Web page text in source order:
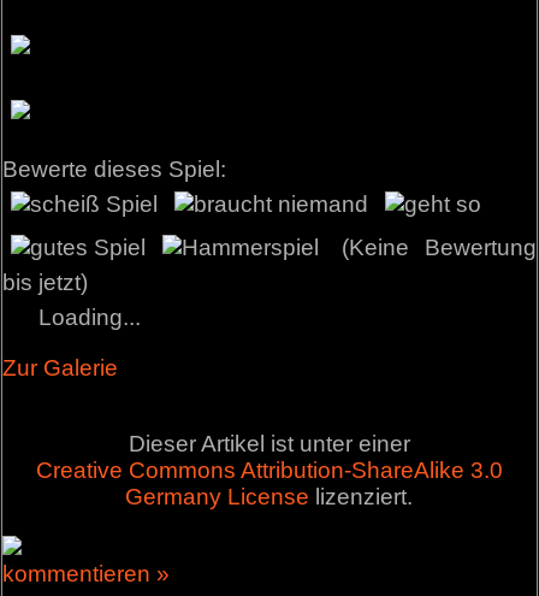
Bewerte dieses Spiel:
(Keine Bewertung
bis jetzt)
Loading...
Zur Galerie
Dieser Artikel ist unter einer
Creative Commons Attribution-ShareAlike 3.0
Germany License lizenziert.
kommentieren »